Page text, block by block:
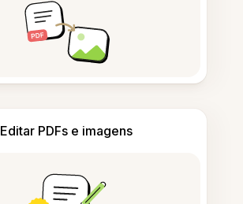
Editar PDFs e imagens